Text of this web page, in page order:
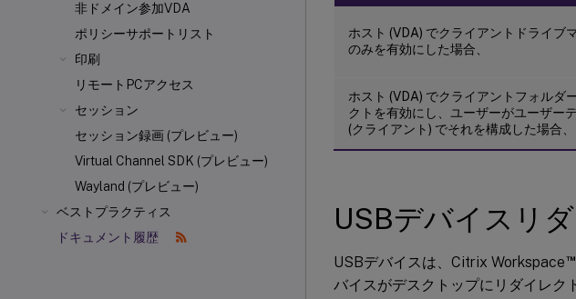
非ドメイン参加VDA
ポリシーサポートリスト
印刷
リモートPCアクセス
セッション
セッション録画 (プレビュー)
Virtual Channel SDK (プレビュー)
Wayland (プレビュー)
ベストプラクティス
ドキュメント履歴
ホスト (VDA) でクライアントドライブ
のみを有効にした場合、
ホスト (VDA) でクライアントフォルダ
クトを有効にし、ユーザーがユーザー
(クライアント) でそれを構成した場合、
USBデバイスリ
USBデバイスは、Citrix Workspace™
バイスがデスクトップにリダイレク